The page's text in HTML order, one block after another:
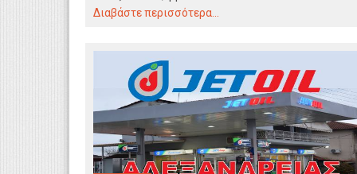
μοναδικό λουκούμι…
Διαβάστε περισσότερα...